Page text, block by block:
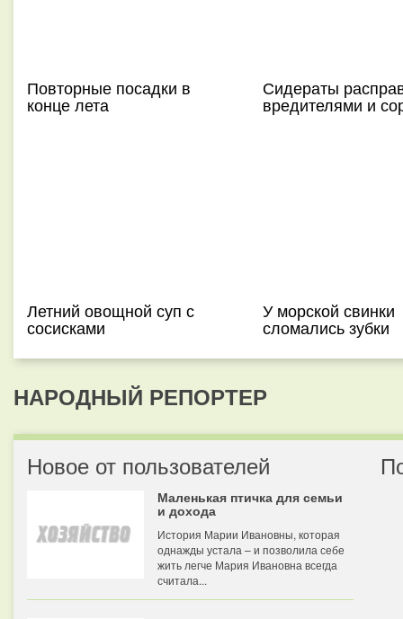
Повторные посадки в
конце лета
Сидераты
вредителями и
Летний овощной суп с
сосисками
У морской свинки
сломались зубки
НАРОДНЫЙ РЕПОРТЕР
Новое от пользователей
Маленькая птичка для семьи
и дохода
История Марии Ивановны, которая
однажды устала – и позволила себе
жить легче Мария Ивановна всегда
считала...